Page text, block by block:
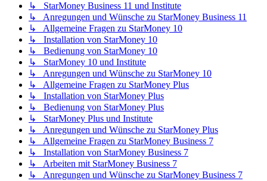
↳ StarMoney Business 11 und Institute
↳ Anregungen und Wünsche zu StarMoney Business 11
↳ Allgemeine Fragen zu StarMoney 10
↳ Installation von StarMoney 10
↳ Bedienung von StarMoney 10
↳ StarMoney 10 und Institute
↳ Anregungen und Wünsche zu StarMoney 10
↳ Allgemeine Fragen zu StarMoney Plus
↳ Installation von StarMoney Plus
↳ Bedienung von StarMoney Plus
↳ StarMoney Plus und Institute
↳ Anregungen und Wünsche zu StarMoney Plus
↳ Allgemeine Fragen zu StarMoney Business 7
↳ Installation von StarMoney Business 7
↳ Arbeiten mit StarMoney Business 7
↳ Anregungen und Wünsche zu StarMoney Business 7